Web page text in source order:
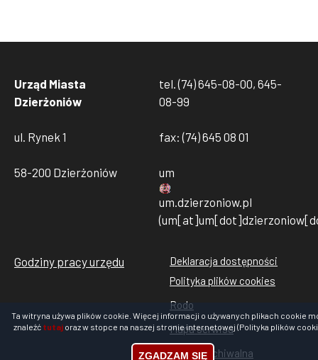
Ta witryna używa plików cookie. Więcej informacji o używanych plikach cookie
znaleźć tutajoraz w stopce na naszej stronie internetowej (Polityka plików
ZGADZAM SIĘ
Urząd Miasta
Dzierżoniów
ul. Rynek 1
58-200 Dzierżoniów
tel. (74) 645-08-00, 645-
08-99
fax: (74) 645 08 01
um
um dzierzoniow. pl
Godziny pracy urzędu
Stopka
rodo
cookies
Deklaracja dostępności
Polityka plików cookies
Rodo
Mapa serwisu
Strona archiwalna